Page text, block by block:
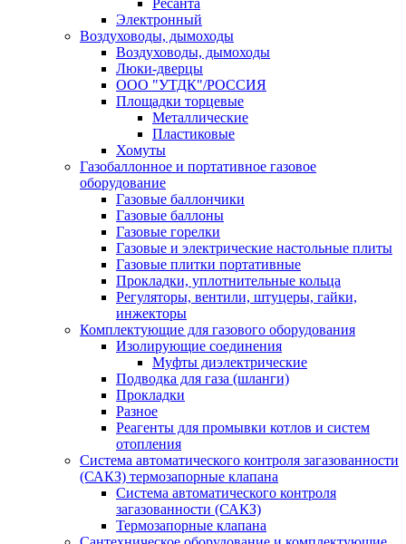
Ресанта
Электронный
Воздуховоды, дымоходы
Воздуховоды, дымоходы
Люки-дверцы
ООО "УТДК"/РОССИЯ
Площадки торцевые
Металлические
Пластиковые
Хомуты
Газобаллонное и портативное газовое
оборудование
Газовые баллончики
Газовые баллоны
Газовые горелки
Газовые и электрические настольные плиты
Газовые плитки портативные
Прокладки, уплотнительные кольца
Регуляторы, вентили, штуцеры, гайки,
инжекторы
Комплектующие для газового оборудования
Изолирующие соединения
Муфты диэлектрические
Подводка для газа (шланги)
Прокладки
Разное
Реагенты для промывки котлов и систем
отопления
Система автоматического контроля загазованности
(САКЗ) термозапорные клапана
Система автоматического контроля
загазованности (САКЗ)
Термозапорные клапана